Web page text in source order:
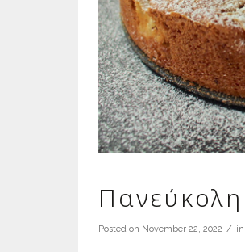
Posted on November 22, 2022 in